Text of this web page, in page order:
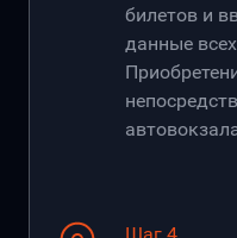
билетов и
данные